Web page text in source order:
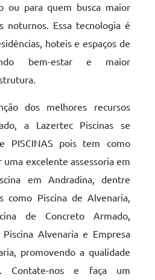
ou para quem busca maior
noturnos. Essa tecnologia é
hoteis e espaços de
bem-estar e maior
dos melhores recursos
a Lazertec Piscinas se
PISCINAS pois tem como
excelente assessoria em
em Andradina, dentre
como Piscina de Alvenaria,
de Concreto Armado,
Alvenaria e Empresa
promovendo a qualidade
Contate-nos e faça um